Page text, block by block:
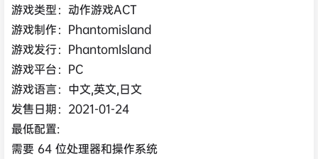
游戏类型：动作游戏ACT
游戏制作：Phantomisland
游戏发行：PhantomIsland
游戏平台：PC
游戏语言：中文,英文,日文
发售日期：2021-01-24
最低配置:
需要 64 位处理器和操作系统